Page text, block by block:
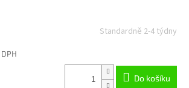
Standardně 2-4 týdny
Do košíku